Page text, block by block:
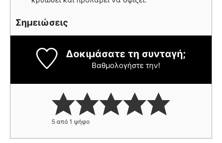
Σημειώσεις
Δοκιμάσατε τη συνταγή;
Βαθμολογήστε την!
5 από 1 ψήφο